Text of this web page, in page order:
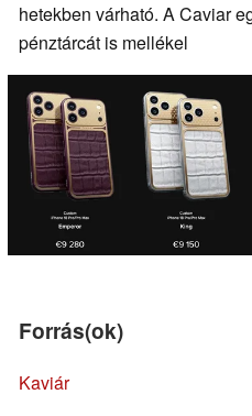
hetekben várható. A Caviar
pénztárcát is mellékel
Forrás(ok)
Kaviár